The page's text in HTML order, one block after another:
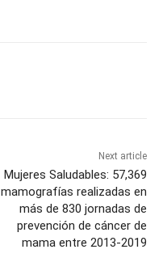
Next article
Mujeres Saludables: 57,369
mamografías realizadas en
más de 830 jornadas de
prevención de cáncer de
mama entre 2013-2019